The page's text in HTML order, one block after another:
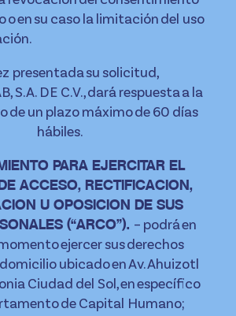
o en su caso la limitación del uso
presentada su solicitud,
S.A. DE C.V., dará respuesta a la
de un plazo máximo de 60 días
hábiles.
PARA EJERCITAR EL
ACCESO, RECTIFICACION,
U OPOSICION DE SUS
(“ARCO”). – podrá en
ejercer sus derechos
domicilio ubicado en Av. Ahuizotl
Ciudad del Sol, en específico
de Capital Humano;